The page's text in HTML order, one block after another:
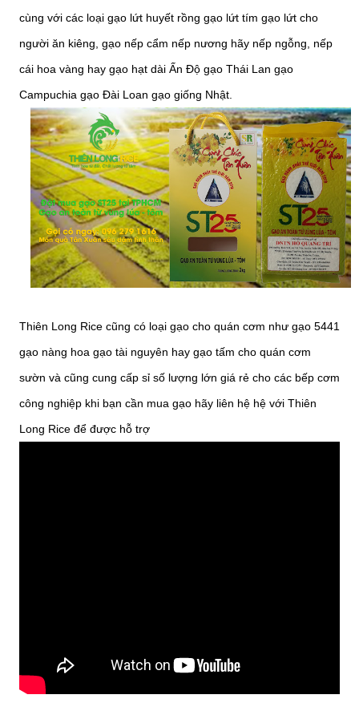
cùng với các loại gạo lứt huyết rồng gạo lứt tím gạo lứt cho
người ăn kiêng, gạo nếp cẩm nếp nương hãy nếp ngỗng, nếp
cái hoa vàng hay gạo hạt dài Ấn Độ gạo Thái Lan gạo
Campuchia gạo Đài Loan gạo giống Nhật.
Thiên Long Rice cũng có loại gạo cho quán cơm như gạo 5441
gạo nàng hoa gạo tài nguyên hay gạo tấm cho quán cơm
sườn và cũng cung cấp sỉ số lượng lớn giá rẻ cho các bếp cơm
công nghiệp khi bạn cần mua gạo hãy liên hệ hệ với Thiên
Long Rice để được hỗ trợ